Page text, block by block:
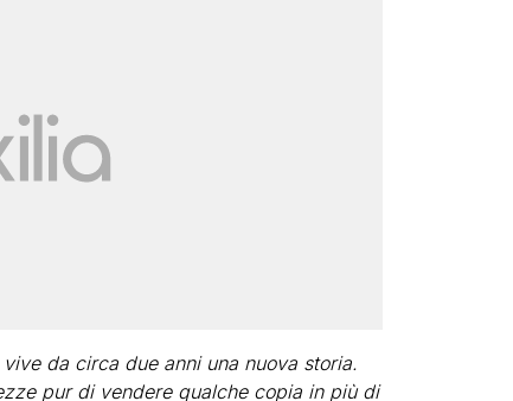
da circa due anni una nuova storia.
pur di vendere qualche copia in più di